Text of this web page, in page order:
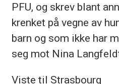
PFU, og skrev blant
krenket på vegne av
barn og som ikke har
seg mot Nina
Viste til Strasbourg